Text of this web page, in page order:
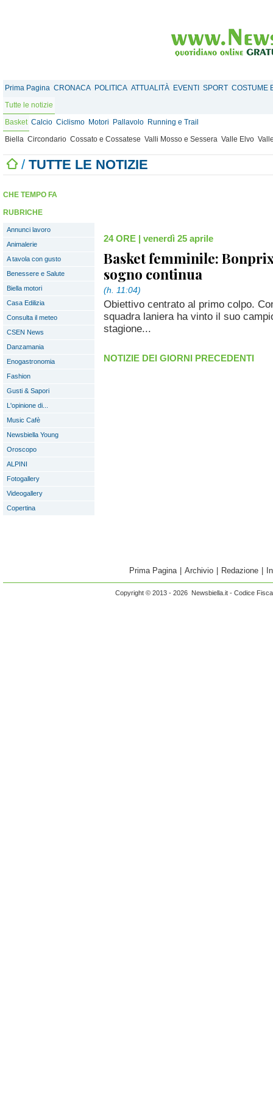
Prima Pagina CRONACA POLITICA ATTUALITÀ EVENTI SPORT COSTUME
Tutte le notizie
Basket Calcio Ciclismo Motori Pallavolo Running e Trail
Biella Circondario Cossato e Cossatese Valli Mosso e Sessera Valle Elvo
/ TUTTE LE NOTIZIE
CHE TEMPO FA
RUBRICHE
Annunci lavoro
Animalerie
A tavola con gusto
Benessere e Salute
Biella motori
Casa Edilizia
Consulta il meteo
CSEN News
Danzamania
Enogastronomia
Fashion
Gusti & Sapori
L'opinione di...
Music Cafè
Newsbiella Young
Oroscopo
ALPINI
Fotogallery
Videogallery
Copertina
24 ORE | venerdì 25 aprile
Basket femminile:
sogno continua
(h. 11:04)
Obiettivo centrato al primo colpo.
squadra laniera ha vinto il suo
stagione...
NOTIZIE DEI GIORNI PRECEDENTI
Prima Pagina Archivio Redazione
Copyright © 2013 - 2026 Newsbiella.it - Codice